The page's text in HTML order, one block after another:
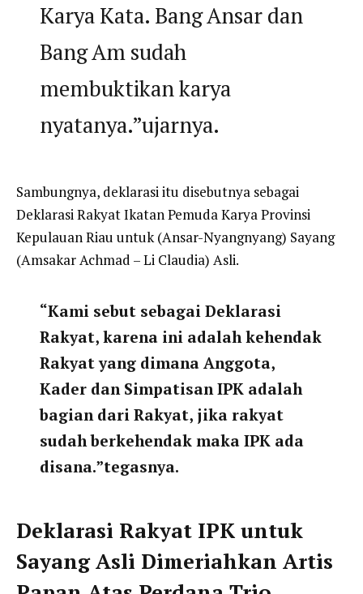
Karya Kata. Bang Ansar dan
Bang Am sudah
membuktikan karya
nyatanya.”ujarnya.
Sambungnya, deklarasi itu disebutnya sebagai
Deklarasi Rakyat Ikatan Pemuda Karya Provinsi
Kepulauan Riau untuk (Ansar-Nyangnyang) Sayang
(Amsakar Achmad – Li Claudia) Asli.
“Kami sebut sebagai Deklarasi
Rakyat, karena ini adalah kehendak
Rakyat yang dimana Anggota,
Kader dan Simpatisan IPK adalah
bagian dari Rakyat, jika rakyat
sudah berkehendak maka IPK ada
disana.”tegasnya.
Deklarasi Rakyat IPK untuk
Sayang Asli Dimeriahkan Artis